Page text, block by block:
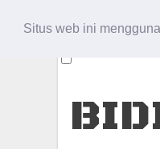
Situs web ini